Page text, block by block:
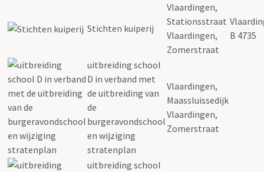
Stichten kuiperij
Vlaardingen,
Stationsstraat
Vlaardingen,
Zomerstraat
B 4735
uitbreiding school
D in verband met
de uitbreiding van
de
burgeravondschool
en wijziging
stratenplan
Vlaardingen,
Maassluissedijk
Vlaardingen,
Zomerstraat
uitbreiding school